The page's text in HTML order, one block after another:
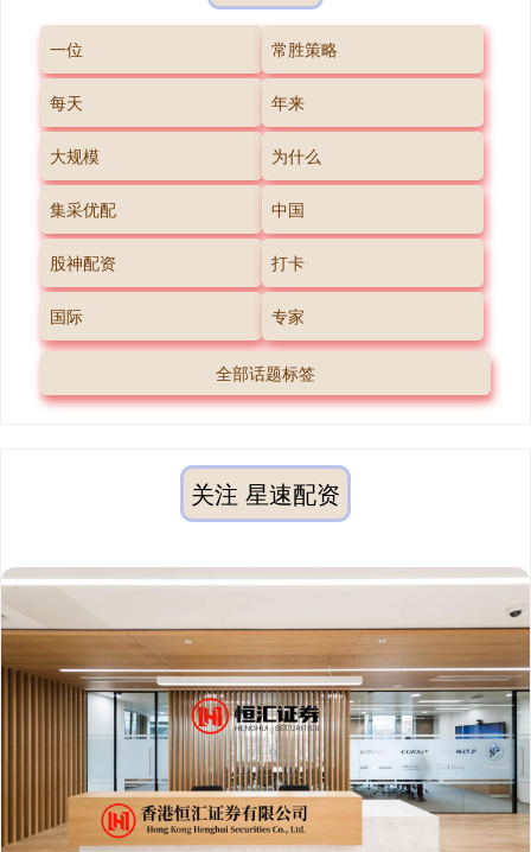
一位 常胜策略
每天 年来
大规模 为什么
集采优配 中国
股神配资 打卡
国际 专家
全部话题标签
关注 星速配资